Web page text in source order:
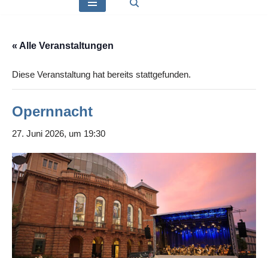
« Alle Veranstaltungen
Diese Veranstaltung hat bereits stattgefunden.
Opernnacht
27. Juni 2026, um 19:30